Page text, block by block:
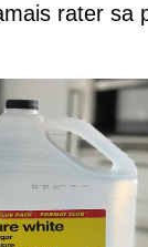
rater sa